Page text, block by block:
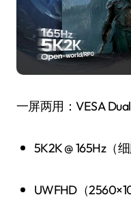
一屏两用：VESA
5K2K @ 165Hz（
UWFHD（